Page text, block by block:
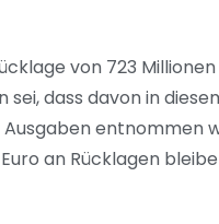
von 723
dass davon in
entnommen
an Rücklagen